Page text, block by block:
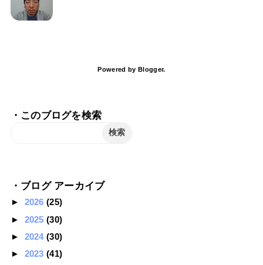
Powered by Blogger.
・このブログを検索
・ブログ アーカイブ
► 2026(25)
► 2025(30)
► 2024(30)
► 2023(41)